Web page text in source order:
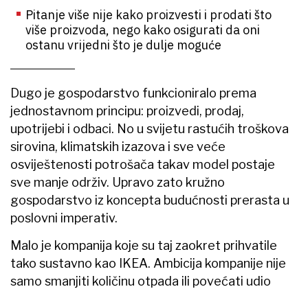
Pitanje više nije kako proizvesti i prodati što
više proizvoda, nego kako osigurati da oni
ostanu vrijedni što je dulje moguće
Dugo je gospodarstvo funkcioniralo prema
jednostavnom principu: proizvedi, prodaj,
upotrijebi i odbaci. No u svijetu rastućih troškova
sirovina, klimatskih izazova i sve veće
osviještenosti potrošača takav model postaje
sve manje održiv. Upravo zato kružno
gospodarstvo iz koncepta budućnosti prerasta u
poslovni imperativ.
Malo je kompanija koje su taj zaokret prihvatile
tako sustavno kao IKEA. Ambicija kompanije nije
samo smanjiti količinu otpada ili povećati udio